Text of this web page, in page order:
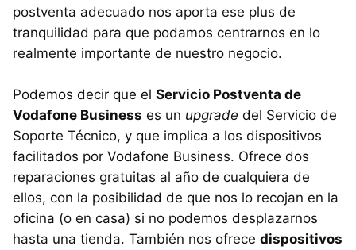
postventa adecuado nos aporta ese plus de
tranquilidad para que podamos centrarnos en lo
realmente importante de nuestro negocio.
Podemos decir que el Servicio Postventa de
Vodafone Business es un upgrade del Servicio de
Soporte Técnico, y que implica a los dispositivos
facilitados por Vodafone Business. Ofrece dos
reparaciones gratuitas al año de cualquiera de
ellos, con la posibilidad de que nos lo recojan en la
oficina (o en casa) si no podemos desplazarnos
hasta una tienda. También nos ofrece dispositivos